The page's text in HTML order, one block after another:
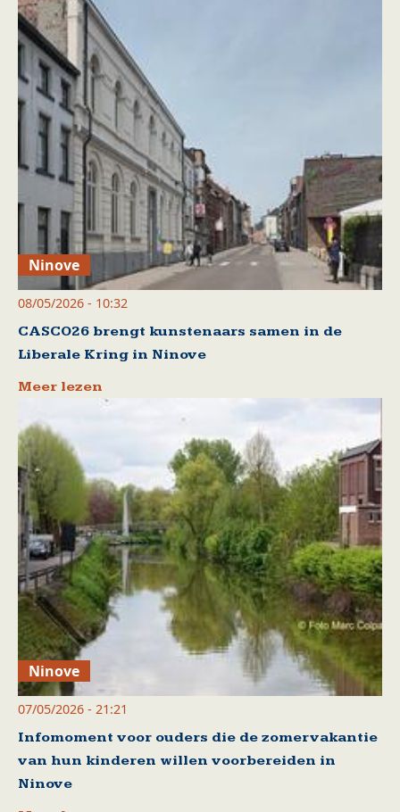
Ninove
08/05/2026 - 10:32
CASCO26 brengt kunstenaars samen in de
Liberale Kring in Ninove
Meer lezen
Ninove
07/05/2026 - 21:21
Infomoment voor ouders die de zomervakantie
van hun kinderen willen voorbereiden in
Ninove